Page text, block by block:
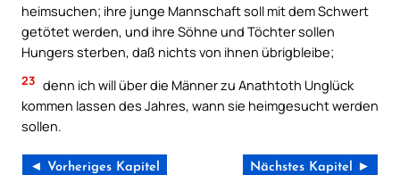
heimsuchen; ihre junge Mannschaft soll mit dem Schwert
getötet werden, und ihre Söhne und Töchter sollen
Hungers sterben, daß nichts von ihnen übrigbleibe;
23 denn ich will über die Männer zu Anathtoth Unglück
kommen lassen des Jahres, wann sie heimgesucht werden
sollen.
◄ Vorheriges Kapitel Nächstes Kapitel ►